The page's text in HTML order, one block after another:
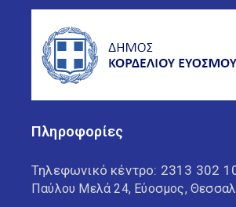
Πληροφορίες
Τηλεφωνικό κέντρο: 2313 302
Παύλου Μελά 24, Εύοσμος,